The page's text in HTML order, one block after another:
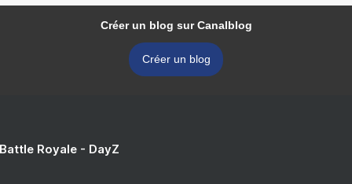
Créer un blog sur Canalblog
Créer un blog
Royale - DayZ